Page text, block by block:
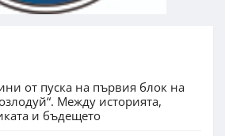
от пуска на първия блок на
Между историята,
и бъдещето